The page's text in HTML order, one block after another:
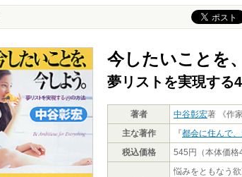
今したいことを
夢リストを実現する
著者 中谷彰宏著 《作
主な著作
『都会に住んで、
税込価格
545円（本体価格
悩みをともなう